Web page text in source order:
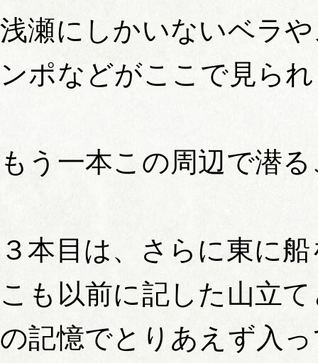
浅瀬にしかいないベラ
ンポなどがここで見ら
もう一本この周辺で潜
３本目は、さらに東に
こも以前に記した山立
の記憶でとりあえず入